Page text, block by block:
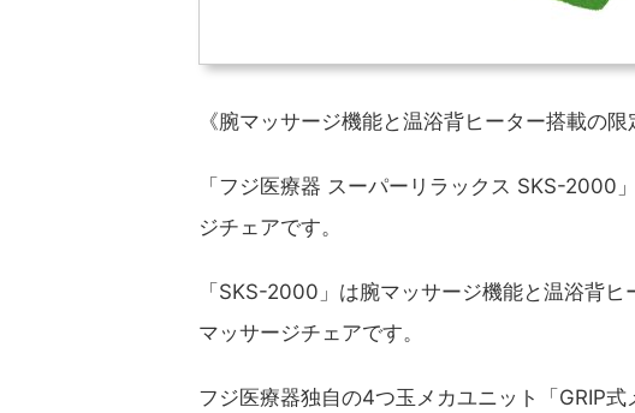
《腕マッサージ機能と温浴背ヒーター搭載の限
「フジ医療器 スーパーリラックス SKS-2000
ジチェアです。
「SKS-2000」は腕マッサージ機能と温浴背
マッサージチェアです。
フジ医療器独自の4つ玉メカユニット「GRIP